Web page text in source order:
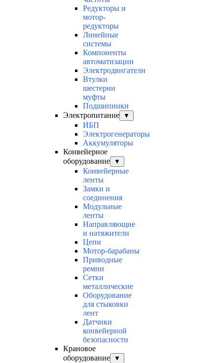
Редукторы и
мотор-
редукторы
Линейные
системы
Компоненты
автоматизации
Электродвигатели
Втулки
шестерни
муфты
Подшипники
Электропитание
▼
ИБП
Электрогенераторы
Аккумуляторы
Конвейерное
оборудование
▼
Конвейерные
ленты
Замки и
соединения
Модульные
ленты
Направляющие
и натяжители
Цепи
Мотор-барабаны
Приводные
ремни
Сетки
металлические
Оборудование
для стыковки
лент
Датчики
конвейерной
безопасности
Крановое
оборудование
▼